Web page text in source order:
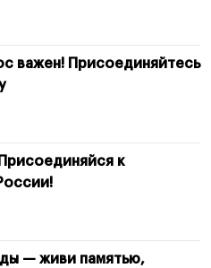
важен! Присоединяйтесь
к
— живи памятью,